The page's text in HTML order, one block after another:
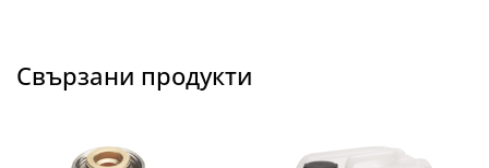
Свързани продукти